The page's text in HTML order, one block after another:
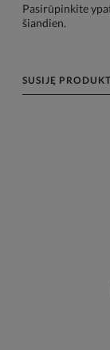
Pasirūpinkite
šiandien.
SUSIJĘ